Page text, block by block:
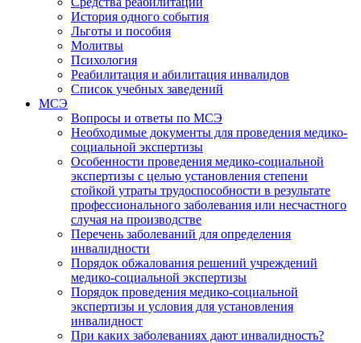
История одного события
Льготы и пособия
Молитвы
Психология
Реабилитация и абилитация инвалидов
Список учебных заведений
МСЭ
Вопросы и ответы по МСЭ
Необходимые документы для проведения медико-
социальной экспертизы
Особенности проведения медико-социальной
экспертизы с целью установления степени
стойкой утраты трудоспособности в результате
профессионального заболевания или несчастного
случая на производстве
Перечень заболеваний для определения
инвалидности
Порядок обжалования решений учреждений
медико-социальной экспертизы
Порядок проведения медико-социальной
экспертизы и условия для установления
инвалидност
При каких заболеваниях дают инвалидность?